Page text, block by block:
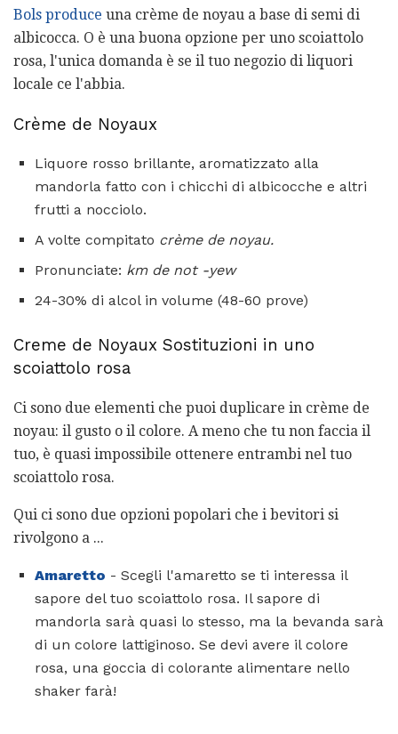
Bols produce una crème de noyau a base di semi di
albicocca. O è una buona opzione per uno scoiattolo
rosa, l'unica domanda è se il tuo negozio di liquori
locale ce l'abbia.
Crème de Noyaux
Liquore rosso brillante, aromatizzato alla
mandorla fatto con i chicchi di albicocche e altri
frutti a nocciolo.
A volte compitato crème de noyau.
Pronunciate: km de not -yew
24-30% di alcol in volume (48-60 prove)
Creme de Noyaux Sostituzioni in uno
scoiattolo rosa
Ci sono due elementi che puoi duplicare in crème de
noyau: il gusto o il colore. A meno che tu non faccia il
tuo, è quasi impossibile ottenere entrambi nel tuo
scoiattolo rosa.
Qui ci sono due opzioni popolari che i bevitori si
rivolgono a ...
Amaretto - Scegli l'amaretto se ti interessa il
sapore del tuo scoiattolo rosa. Il sapore di
mandorla sarà quasi lo stesso, ma la bevanda sarà
di un colore lattiginoso. Se devi avere il colore
rosa, una goccia di colorante alimentare nello
shaker farà!